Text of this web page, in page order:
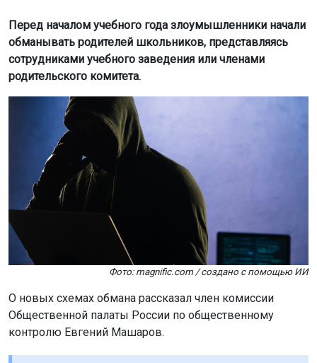
Перед началом учебного года злоумышленники начали
обманывать родителей школьников, представляясь
сотрудниками учебного заведения или членами
родительского комитета.
Фото: magnific.com / создано с помощью ИИ
О новых схемах обмана рассказал член комиссии
Общественной палаты России по общественному
контролю Евгений Машаров.